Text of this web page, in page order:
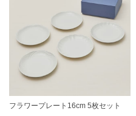
フラワープレート16cm 5枚セット